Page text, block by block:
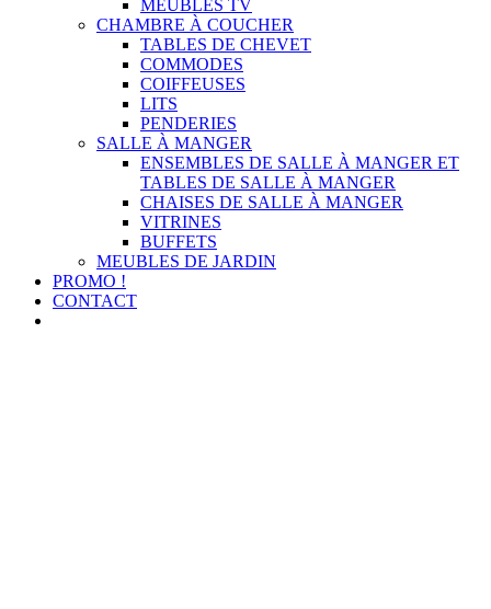
MEUBLES TV
CHAMBRE À COUCHER
TABLES DE CHEVET
COMMODES
COIFFEUSES
LITS
PENDERIES
SALLE À MANGER
ENSEMBLES DE SALLE À MANGER ET
TABLES DE SALLE À MANGER
CHAISES DE SALLE À MANGER
VITRINES
BUFFETS
MEUBLES DE JARDIN
PROMO !
CONTACT